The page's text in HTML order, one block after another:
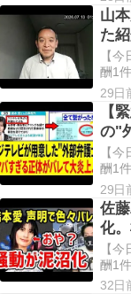
らな
パン
【
日
山
た
さ
【
酬1
ASP
ら
パ
【
日
29日
【
の"
る...
【
酬1
ASP
らな
パン
【
日
29日
佐
化
立
【
酬1
ASP
32日